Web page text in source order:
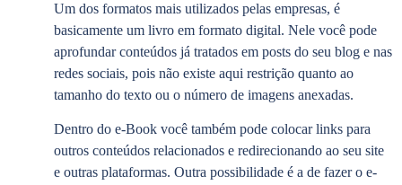
Um dos formatos mais utilizados pelas empresas, é
basicamente um livro em formato digital. Nele você pode
aprofundar conteúdos já tratados em posts do seu blog e nas
redes sociais, pois não existe aqui restrição quanto ao
tamanho do texto ou o número de imagens anexadas.
Dentro do e-Book você também pode colocar links para
outros conteúdos relacionados e redirecionando ao seu site
e outras plataformas. Outra possibilidade é a de fazer o e-